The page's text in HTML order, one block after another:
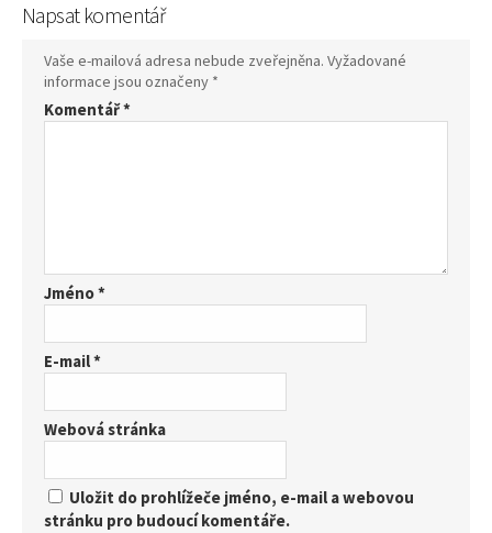
Napsat komentář
Vaše e-mailová adresa nebude zveřejněna. Vyžadované
informace jsou označeny *
Komentář*
Jméno*
E-mail*
Webová stránka
Uložit do prohlížeče jméno, e-mail a webovou
stránku pro budoucí komentáře.